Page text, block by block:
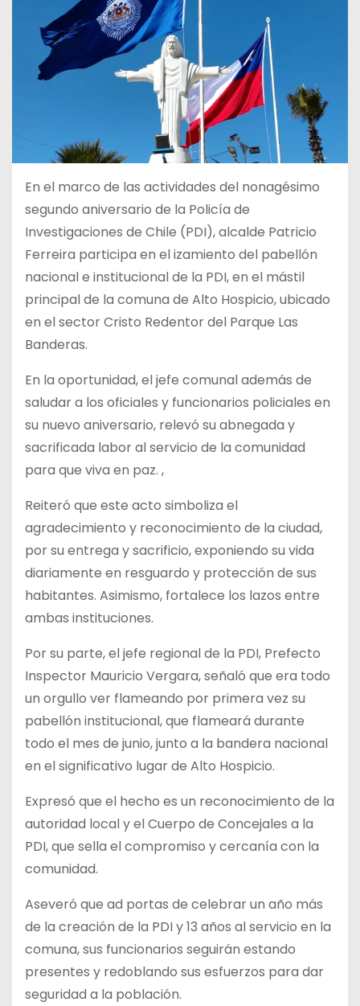
En el marco de las actividades del nonagésimo
segundo aniversario de la Policía de
Investigaciones de Chile (PDI), alcalde Patricio
Ferreira participa en el izamiento del pabellón
nacional e institucional de la PDI, en el mástil
principal de la comuna de Alto Hospicio, ubicado
en el sector Cristo Redentor del Parque Las
Banderas.
En la oportunidad, el jefe comunal además de
saludar a los oficiales y funcionarios policiales en
su nuevo aniversario, relevó su abnegada y
sacrificada labor al servicio de la comunidad
para que viva en paz. ,
Reiteró que este acto simboliza el
agradecimiento y reconocimiento de la ciudad,
por su entrega y sacrificio, exponiendo su vida
diariamente en resguardo y protección de sus
habitantes. Asimismo, fortalece los lazos entre
ambas instituciones.
Por su parte, el jefe regional de la PDI, Prefecto
Inspector Mauricio Vergara, señaló que era todo
un orgullo ver flameando por primera vez su
pabellón institucional, que flameará durante
todo el mes de junio, junto a la bandera nacional
en el significativo lugar de Alto Hospicio.
Expresó que el hecho es un reconocimiento de la
autoridad local y el Cuerpo de Concejales a la
PDI, que sella el compromiso y cercanía con la
comunidad.
Aseveró que ad portas de celebrar un año más
de la creación de la PDI y 13 años al servicio en la
comuna, sus funcionarios seguirán estando
presentes y redoblando sus esfuerzos para dar
seguridad a la población.